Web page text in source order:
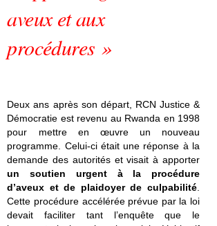
aveux et aux
procédures »
Deux ans après son départ, RCN Justice &
Démocratie est revenu au Rwanda en 1998
pour mettre en œuvre un nouveau
programme. Celui-ci était une réponse à la
demande des autorités et visait à apporter
un soutien urgent à la procédure
d’aveux et de plaidoyer de culpabilité.
Cette procédure accélérée prévue par la loi
devait faciliter tant l’enquête que le